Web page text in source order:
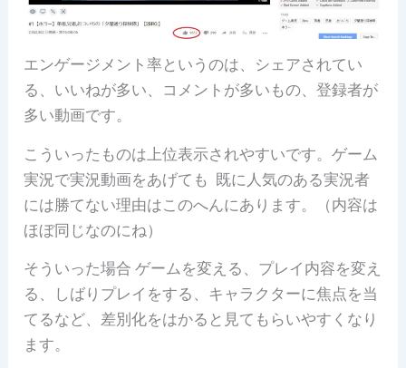
エンゲージメント率というのは、シェアされてい
る、いいねが多い、コメントが多いもの、登録者が
多い動画です。
こういったものは上位表示されやすいです。ゲーム
実況で実況動画をあげても 既に人気のある実況者
には勝てない理由はこのへんにあります。（内容は
ほぼ同じなのにね）
そういった場合 ゲームを変える、プレイ内容を変え
る、しばりプレイをする、キャラクターに焦点を当
てるなど、差別化をはかると見てもらいやすくなり
ます。